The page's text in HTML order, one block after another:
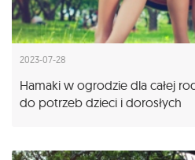
2023-07-28
Hamaki w ogrodzie dla całej
do potrzeb dzieci i dorosłych